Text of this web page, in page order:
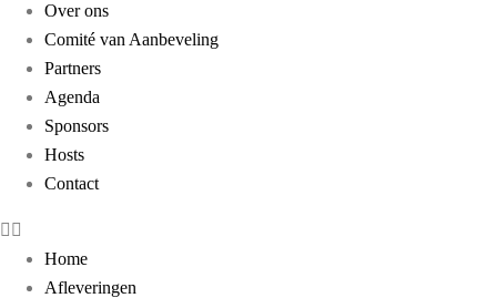
Over ons
Comité van Aanbeveling
Partners
Agenda
Sponsors
Hosts
Contact
Home
Afleveringen